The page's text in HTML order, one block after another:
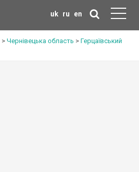
uk ru en
> Чернівецька область > Герцаївський